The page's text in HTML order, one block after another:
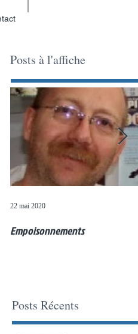
Posts à l'affiche
Empoisonnements
22 mai 2020
Posts Récents